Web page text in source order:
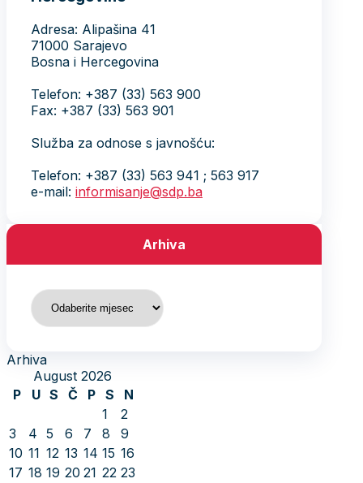
Adresa: Alipašina 41
71000 Sarajevo
Bosna i Hercegovina
Telefon: +387 (33) 563 900
Fax: +387 (33) 563 901
Služba za odnose s javnošću:
Telefon: +387 (33) 563 941 ; 563 917
e-mail: informisanje@sdp.ba
Arhiva
Arhiva
Arhiva
August 2026
P
U S Č P S
N
1
2
3
4 5 6 7 8
9
10 11 12 13 14 15 16
17 18 19 20 21 22 23